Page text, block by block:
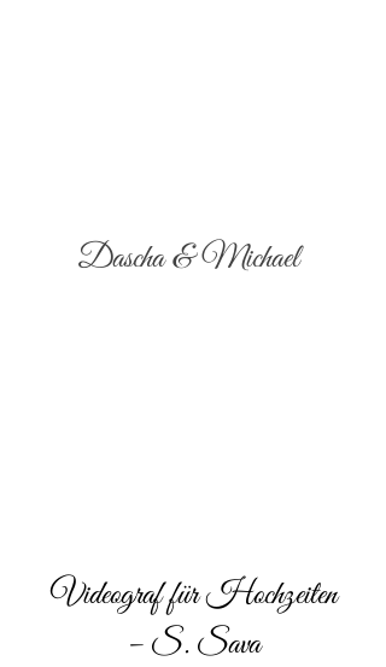
Dascha & Michael
Videograf für Hochzeiten
– S. Sava